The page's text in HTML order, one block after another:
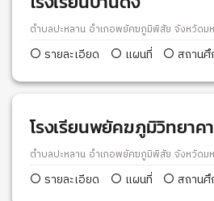
ตำบลปะหลาน อำเภอพยัคฆภูมิพิสัย จังหวัดม
รายละเอียด แผนที่ สถานศึ
โรงเรียนพยัคฆภูมิวิทยาค
ตำบลปะหลาน อำเภอพยัคฆภูมิพิสัย จังหวัดม
รายละเอียด แผนที่ สถานศึ